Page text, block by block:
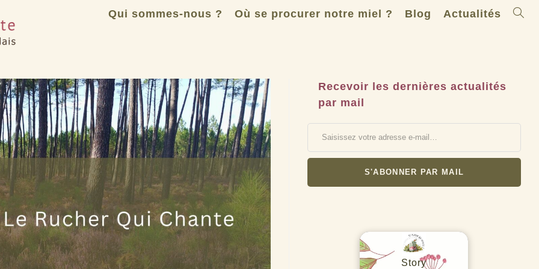
Qui sommes-nous ? Où se procurer notre miel ? Blog Actualités
Toggle
Recevoir les dernières actualités
par mail
Saisissez votre adresse e-mail…
S'ABONNER PAR MAIL
Story